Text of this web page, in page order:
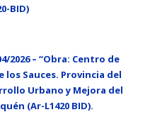
BID)
2026 – “Obra: Centro de
los Sauces. Provincia del
Urbano y Mejora del
(Ar-L1420 BID).